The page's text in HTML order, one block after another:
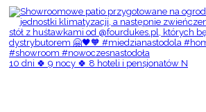
10 dni 🍀 9 nocy 🍀 8 hoteli i pensjonatów N